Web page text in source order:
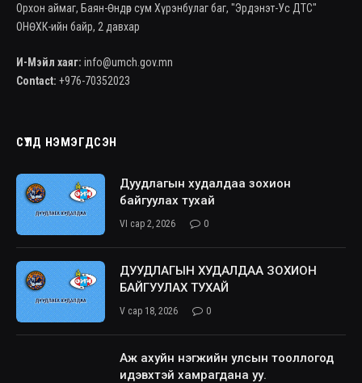
Орхон аймаг, Баян-Өндөр сум Хүрэнбулаг баг, "Эрдэнэт-Ус ДТС"
ОНӨХК-ийн байр, 2 давхар
И-Мэйл хаяг: info@umch.gov.mn
Contact: +976-70352023
СҮҮЛД НЭМЭГДСЭН
Дуудлагын худалдаа зохион
байгуулах тухай
VI сар 2, 2026 0
ДУУДЛАГЫН ХУДАЛДАА ЗОХИОН
БАЙГУУЛАХ ТУХАЙ
V сар 18, 2026 0
Аж ахуйн нэгжийн улсын тооллогод
идэвхтэй хамрагдана уу.